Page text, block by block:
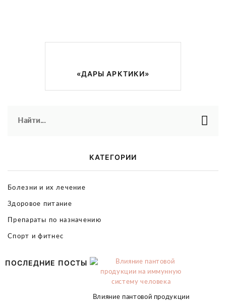
«ДАРЫ АРКТИКИ»
Найти...
КАТЕГОРИИ
Болезни и их лечение
Здоровое питание
Препараты по назначению
Спорт и фитнес
ПОСЛЕДНИЕ ПОСТЫ
Влияние пантовой продукции